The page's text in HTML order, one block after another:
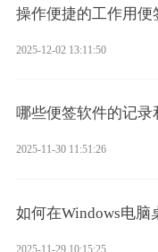
操作便捷的工作用便
2025-12-02 13:11:50
哪些便签软件的记录
2025-11-30 11:51:26
如何在Windows电脑
2025-11-29 10:15:25